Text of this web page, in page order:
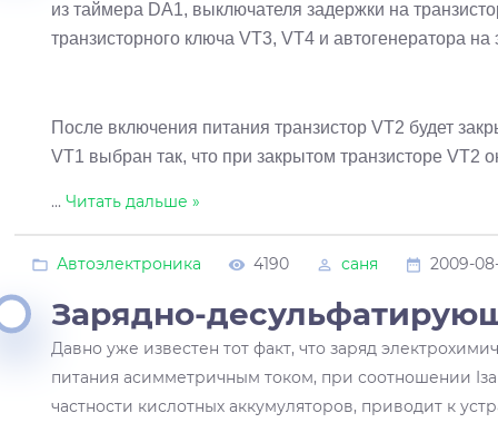
из таймера DA1, выключателя задержки на
транзисторного ключа VT3, VT4 и автогенератора
После включения питания транзистор VT2 будет
VT1 выбран так, что при закрытом транзисторе VT2
...Читать дальше »
Автоэлектроника 4190 саня 2009-
Зарядно-
Давно уже известен тот факт, что заряд
питания асимметричным током, при соотношении
частности кислотных аккумуляторов, приводит к